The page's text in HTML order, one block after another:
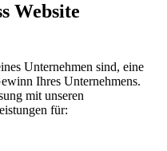
Website
Unternehmen sind, eine
Ihres Unternehmens.
mit unseren
für: